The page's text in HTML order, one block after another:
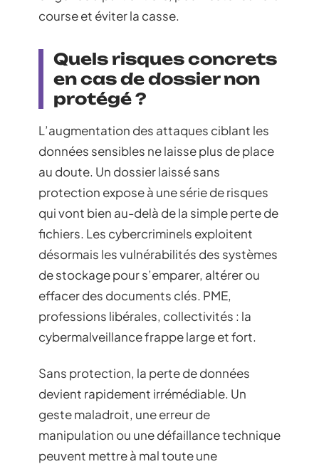
course et éviter la casse.
Quels risques concrets
en cas de dossier non
protégé ?
L’augmentation des attaques ciblant les
données sensibles ne laisse plus de place
au doute. Un dossier laissé sans
protection expose à une série de risques
qui vont bien au-delà de la simple perte de
fichiers. Les cybercriminels exploitent
désormais les vulnérabilités des systèmes
de stockage pour s’emparer, altérer ou
effacer des documents clés. PME,
professions libérales, collectivités : la
cybermalveillance frappe large et fort.
Sans protection, la perte de données
devient rapidement irrémédiable. Un
geste maladroit, une erreur de
manipulation ou une défaillance technique
peuvent mettre à mal toute une